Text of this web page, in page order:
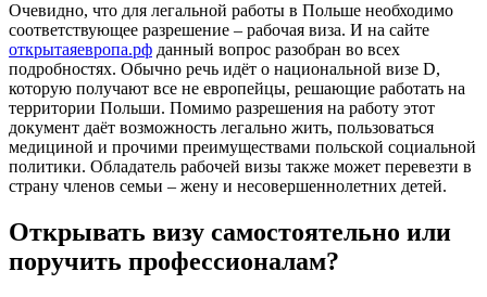
Очевидно, что для легальной работы в Польше необходимо
соответствующее разрешение – рабочая виза. И на сайте
открытаяевропа.рф данный вопрос разобран во всех
подробностях. Обычно речь идёт о национальной визе D,
которую получают все не европейцы, решающие работать на
территории Польши. Помимо разрешения на работу этот
документ даёт возможность легально жить, пользоваться
медициной и прочими преимуществами польской социальной
политики. Обладатель рабочей визы также может перевезти в
страну членов семьи – жену и несовершеннолетних детей.
Открывать визу самостоятельно или
поручить профессионалам?